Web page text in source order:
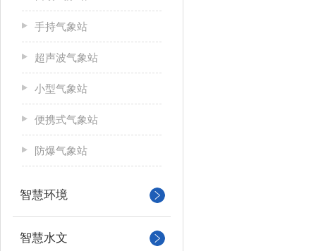
手持气象站
超声波气象站
小型气象站
便携式气象站
防爆气象站
智慧环境
智慧水文